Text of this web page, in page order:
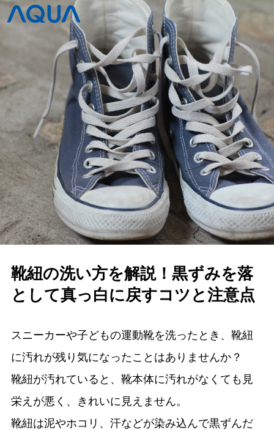
靴紐の洗い方を解説！黒ずみを落
として真っ白に戻すコツと注意点
スニーカーや子どもの運動靴を洗ったとき、靴紐
に汚れが残り気になったことはありませんか？
靴紐が汚れていると、靴本体に汚れがなくても見
栄えが悪く、きれいに見えません。
靴紐は泥やホコリ、汗などが染み込んで黒ずんだ